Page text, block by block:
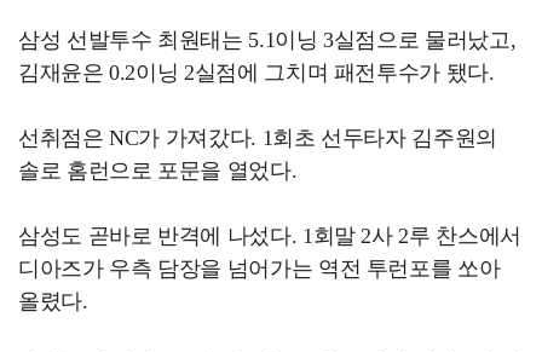
삼성 선발투수 최원태는 5.1이닝 3실점으로 물러났고,
김재윤은 0.2이닝 2실점에 그치며 패전투수가 됐다.
선취점은 NC가 가져갔다. 1회초 선두타자 김주원의
솔로 홈런으로 포문을 열었다.
삼성도 곧바로 반격에 나섰다. 1회말 2사 2루 찬스에서
디아즈가 우측 담장을 넘어가는 역전 투런포를 쏘아
올렸다.